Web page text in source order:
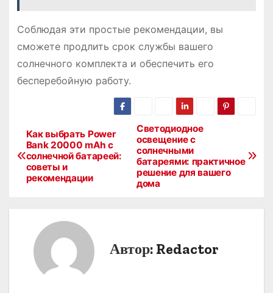
Соблюдая эти простые рекомендации, вы
сможете продлить срок службы вашего
солнечного комплекта и обеспечить его
бесперебойную работу.
Н
а
Светодиодное
освещение с
солнечными
батареями: практичное
решение для вашего
дома
Как выбрать Power
Bank 20000 mAh с
солнечной батареей:
советы и
рекомендации
Автор: Redactor